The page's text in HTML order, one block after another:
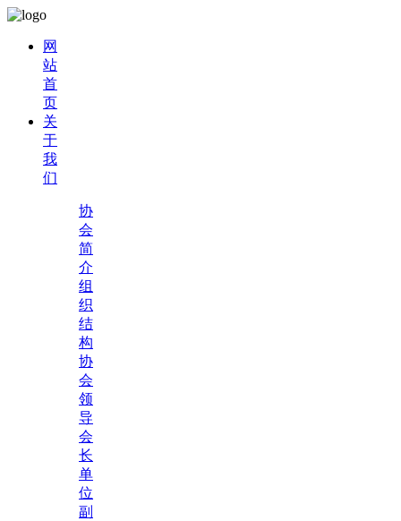
网
站
首
页
关
于
我
们
协
会
简
介
组
织
结
构
协
会
领
导
会
长
单
位
副